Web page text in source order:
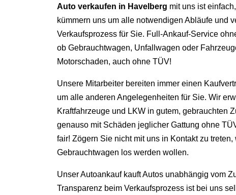
Auto verkaufen in Havelberg mit uns ist
kümmern uns um alle notwendigen Abläufe und
Verkaufsprozess für Sie. Full-Ankauf-Service
ob Gebrauchtwagen, Unfallwagen oder
Motorschaden, auch ohne TÜV!
Unsere Mitarbeiter bereiten immer einen
um alle anderen Angelegenheiten für Sie. Wir
Kraftfahrzeuge und LKW in gutem, gebrauchten
genauso mit Schäden jeglicher Gattung ohne
fair! Zögern Sie nicht mit uns in Kontakt zu treten,
Gebrauchtwagen los werden wollen.
Unser Autoankauf kauft Autos unabhängig vom
Transparenz beim Verkaufsprozess ist bei uns